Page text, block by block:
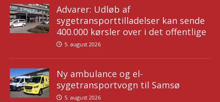
Advarer: Udløb af
sygetransporttilladelser kan sende
400.000 kørsler over i det offentlige
5. august 2026
Ny ambulance og el-
sygetransportvogn til Samsø
5. august 2026